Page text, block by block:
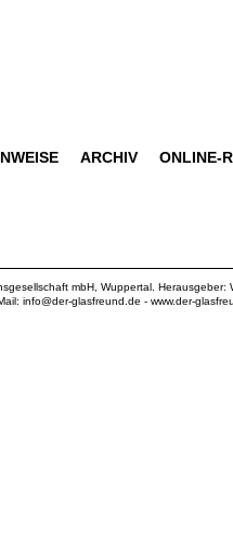
ARCHIV ONLINE-
mbH , Wuppertal. Herausgeber:
info@der-glasfreund.de - www.der-